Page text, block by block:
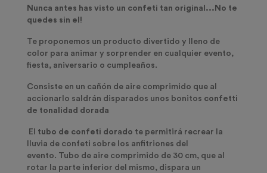
Nunca antes has visto un confeti tan original...No te
quedes sin el!
Te proponemos un producto divertido y lleno de
color para animar y sorprender en cualquier evento,
fiesta, aniversario o cumpleaños.
Consiste en un cañón de aire comprimido que al
accionarlo saldrán disparados unos bonitos confetti
de tonalidad dorada
El tubo de confeti dorado te permitirá recrear la
lluvia de confeti sobre los anfitriones del
evento. Tubo de aire comprimido de 30 cm, que al
rotar la parte inferior del mismo, dispara un